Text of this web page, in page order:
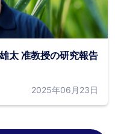
太 准教授の研究報告
2025年06月23日